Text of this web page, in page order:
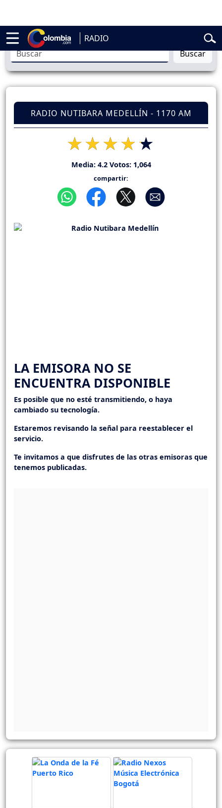
RADIO
de la Espriella Vuelta a Colombia
Buscar
RADIO NUTIBARA MEDELLÍN - 1170 AM
Media: 4.2Votos: 1,064
compartir:
LA EMISORA NO SE
ENCUENTRA DISPONIBLE
Es posible que no esté transmitiendo, o haya
cambiado su tecnología.
Estaremos revisando la señal para reestablecer el
servicio.
Te invitamos a que disfrutes de las otras emisoras que
tenemos publicadas.